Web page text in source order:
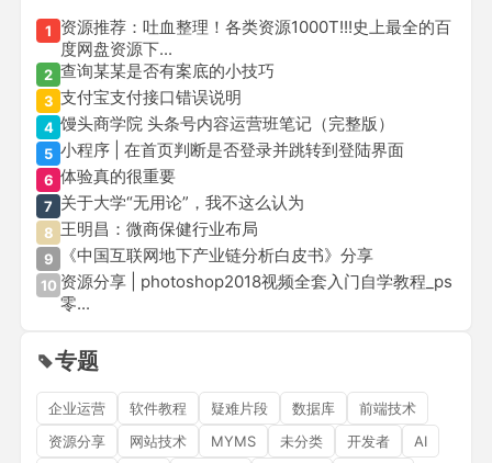
1
资源推荐：吐血整理！各类资源1000T!!!史上最全的百
度网盘资源下...
2 查询某某是否有案底的小技巧
3 支付宝支付接口错误说明
4 馒头商学院 头条号内容运营班笔记（完整版）
5 小程序 | 在首页判断是否登录并跳转到登陆界面
6 体验真的很重要
7 关于大学“无用论”，我不这么认为
8 王明昌：微商保健行业布局
9 《中国互联网地下产业链分析白皮书》分享
10 资源分享 | photoshop2018视频全套入门自学教程_ps
零...
专题
企业运营 软件教程 疑难片段 数据库
前端技术
资源分享
网站技术 MYMS 未分类 开发者
AI